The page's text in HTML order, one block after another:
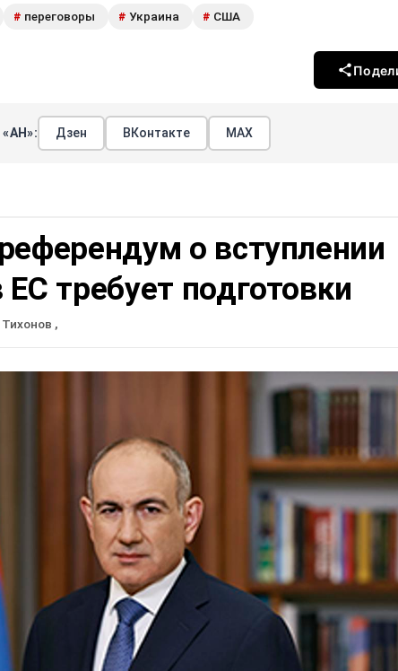
# переговоры # Украина # США
Дзен ВКонтакте МАХ
о вступлении
требует подготовки
,